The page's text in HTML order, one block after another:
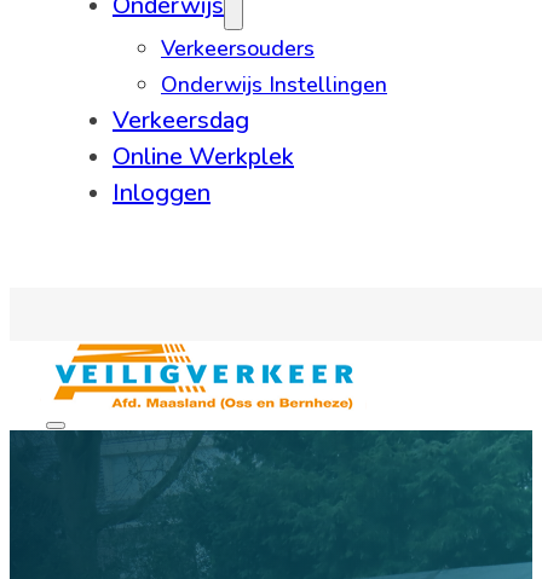
Verkeersouders
Onderwijs Instellingen
Verkeersdag
Online Werkplek
Inloggen